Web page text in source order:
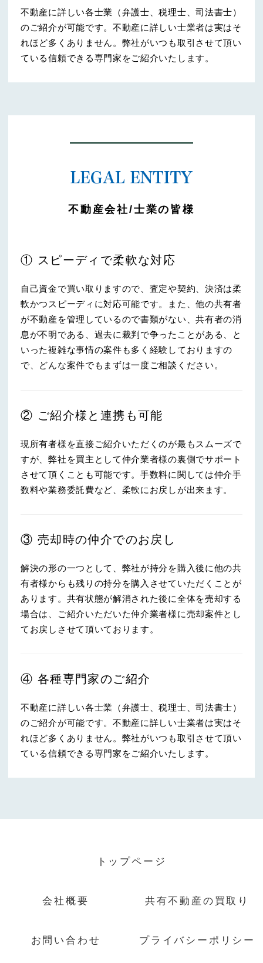
不動産に詳しい各士業（弁護士、税理士、司法書士）
のご紹介が可能です。不動産に詳しい士業者は実はそ
れほど多くありません。弊社がいつも取引させて頂い
ている信頼できる専門家をご紹介いたします。
不動産会社/士業の皆様
① スピーディで柔軟な対応
自己資金で買い取りますので、査定や契約、決済は柔
軟かつスピーディに対応可能です。また、他の共有者
が不動産を管理しているので書類がない、共有者の消
息が不明である、過去に裁判で争ったことがある、と
いった複雑な事情の案件も多く経験しておりますの
で、どんな案件でもまずは一度ご相談ください。
② ご紹介様と連携も可能
現所有者様を直接ご紹介いただくのが最もスムーズで
すが、弊社を買主として仲介業者様の裏側でサポート
させて頂くことも可能です。手数料に関しては仲介手
数料や業務委託費など、柔軟にお戻しが出来ます。
③ 売却時の仲介でのお戻し
解決の形の一つとして、弊社が持分を購入後に他の共
有者様からも残りの持分を購入させていただくことが
あります。共有状態が解消された後に全体を売却する
場合は、ご紹介いただいた仲介業者様に売却案件とし
てお戻しさせて頂いております。
④ 各種専門家のご紹介
不動産に詳しい各士業（弁護士、税理士、司法書士）
のご紹介が可能です。不動産に詳しい士業者は実はそ
れほど多くありません。弊社がいつも取引させて頂い
ている信頼できる専門家をご紹介いたします。
トップページ
会社概要 共有不動産の買取り
お問い合わせ プライバシーポリシー